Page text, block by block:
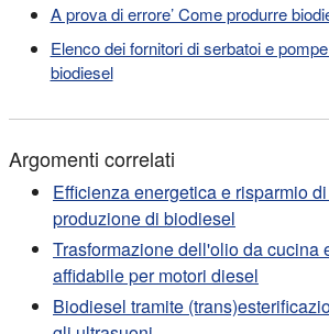
A prova di errore’ Come produrre
Elenco dei fornitori di serbatoi e
biodiesel
Argomenti correlati
Efficienza energetica e risparmio
produzione di biodiesel
Trasformazione dell'olio da cucina
affidabile per motori diesel
Biodiesel tramite